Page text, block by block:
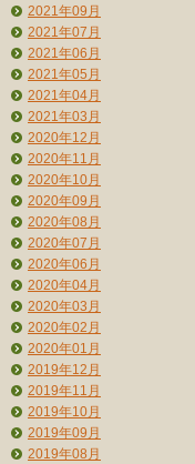
2021年09月
2021年07月
2021年06月
2021年05月
2021年04月
2021年03月
2020年12月
2020年11月
2020年10月
2020年09月
2020年08月
2020年07月
2020年06月
2020年04月
2020年03月
2020年02月
2020年01月
2019年12月
2019年11月
2019年10月
2019年09月
2019年08月